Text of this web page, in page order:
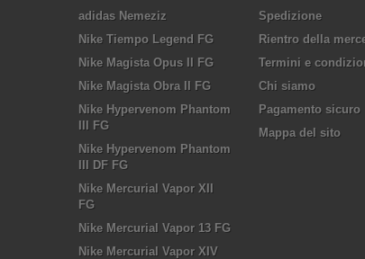
adidas Nemeziz
Nike Tiempo Legend FG
Nike Magista Opus II FG
Nike Magista Obra II FG
Nike Hypervenom Phantom
III FG
Nike Hypervenom Phantom
III DF FG
Nike Mercurial Vapor XII
FG
Nike Mercurial Vapor 13 FG
Nike Mercurial Vapor XIV
Spedizione
Rientro della
Termini e
Chi siamo
Pagamento sicuro
Mappa del sito